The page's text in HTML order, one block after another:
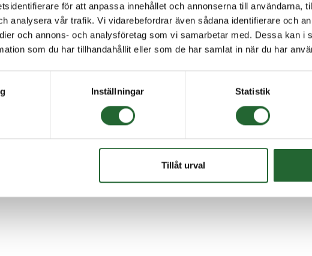
för att anpassa innehållet och annonserna till användarna,
analysera vår trafik. Vi vidarebefordrar även sådana identifierare och
och annons- och analysföretag som vi samarbetar med. Dessa kan i
som du har tillhandahållit eller som de har samlat in när du har
Inställningar Statistik
Tillåt urval